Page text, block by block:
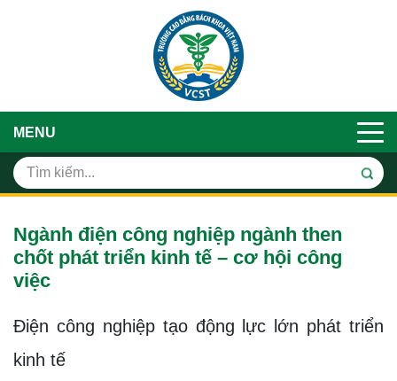
MENU
Ngành điện công nghiệp ngành then
chốt phát triển kinh tế – cơ hội công
việc
Điện công nghiệp tạo động lực lớn phát triển
kinh tế